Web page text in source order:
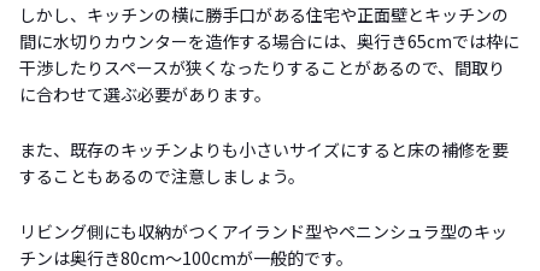
しかし、キッチンの横に勝手口がある住宅や正面壁とキッチンの
間に水切りカウンターを造作する場合には、奥行き65cmでは枠に
干渉したりスペースが狭くなったりすることがあるので、間取り
に合わせて選ぶ必要があります。
また、既存のキッチンよりも小さいサイズにすると床の補修を要
することもあるので注意しましょう。
リビング側にも収納がつくアイランド型やペニンシュラ型のキッ
チンは奥行き80cm〜100cmが一般的です。